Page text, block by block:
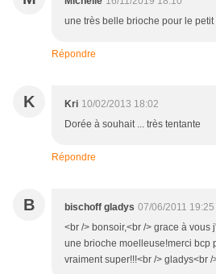
une très belle brioche pour le
Répondre
K Kri 10/02/2013 18:02
Dorée à souhait ... très tentante
Répondre
B bischoff gladys 07/06/2011 19:25
<br /> bonsoir,<br /> grace à vous
une brioche moelleuse!merci bcp
vraiment super!!!<br /> gladys<br /